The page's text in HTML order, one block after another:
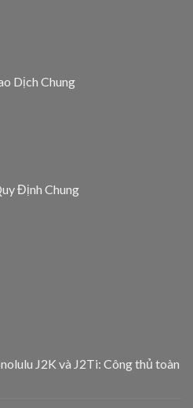
Dịch Chung
Định Chung
J2K và J2Ti: Công thủ toàn